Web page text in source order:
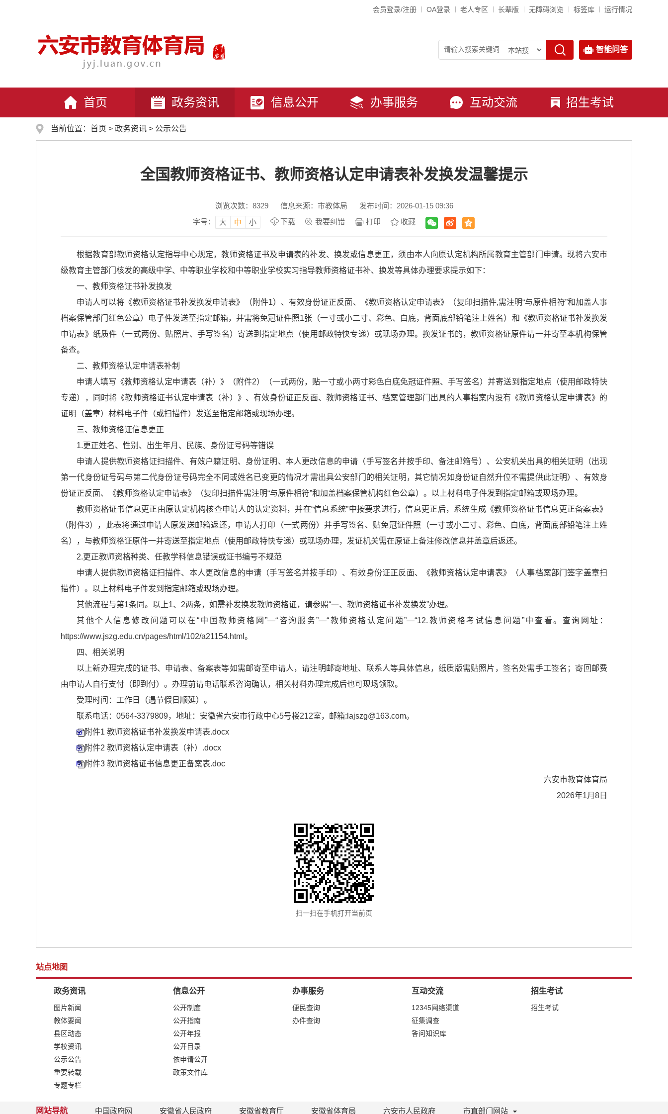
会员登录/注册 OA登录 老人专区 长辈版 无障碍浏览 标签库 运行情况
智能问答
首页 政务资讯 信息公开 办事服务 互动交流 招生考试
当前位置： 首页 > 政务资讯 > 公示公告
全国教师资格证书、教师资格认定申请表补发换发温馨提示
浏览次数： 8329 信息来源：市教体局
发布时间：2026-01-15 09:36
字号：
大 中 小 下载 我要纠错 打印 收藏
根据教育部教师资格认定指导中心规定，教师资格证书及申请表的补发、换发或信息更正，须由本人向原认定机构所属教育主管部门申请。现将六安市
级教育主管部门核发的高级中学、中等职业学校和中等职业学校实习指导教师资格证书补、换发等具体办理要求提示如下：
一、教师资格证书补发换发
申请人可以将《教师资格证书补发换发申请表》（附件1）、有效身份证正反面、《教师资格认定申请表》（复印扫描件,需注明“与原件相符”和加盖人事
档案保管部门红色公章）电子件发送至指定邮箱，并需将免冠证件照1张（一寸或小二寸、彩色、白底，背面底部铅笔注上姓名）和《教师资格证书补发换发
申请表》纸质件（一式两份、贴照片、手写签名）寄送到指定地点（使用邮政特快专递）或现场办理。换发证书的，教师资格证原件请一并寄至本机构保管
备查。
二、教师资格认定申请表补制
申请人填写《教师资格认定申请表（补）》（附件2）（一式两份，贴一寸或小两寸彩色白底免冠证件照、手写签名）并寄送到指定地点（使用邮政特快
专递），同时将《教师资格证书认定申请表（补）》、有效身份证正反面、教师资格证书、档案管理部门出具的人事档案内没有《教师资格认定申请表》的
证明（盖章）材料电子件（或扫描件）发送至指定邮箱或现场办理。
三、教师资格证信息更正
1.更正姓名、性别、出生年月、民族、身份证号码等错误
申请人提供教师资格证扫描件、有效户籍证明、身份证明、本人更改信息的申请（手写签名并按手印、备注邮箱号）、公安机关出具的相关证明（出现
第一代身份证号码与第二代身份证号码完全不同或姓名已变更的情况才需出具公安部门的相关证明，其它情况如身份证自然升位不需提供此证明）、有效身
份证正反面、《教师资格认定申请表》（复印扫描件需注明“与原件相符”和加盖档案保管机构红色公章）。以上材料电子件发到指定邮箱或现场办理。
教师资格证书信息更正由原认定机构核查申请人的认定资料，并在“信息系统”中按要求进行，信息更正后，系统生成《教师资格证书信息更正备案表》
（附件3），此表将通过申请人原发送邮箱返还，申请人打印（一式两份）并手写签名、贴免冠证件照（一寸或小二寸、彩色、白底，背面底部铅笔注上姓
名），与教师资格证原件一并寄送至指定地点（使用邮政特快专递）或现场办理，发证机关需在原证上备注修改信息并盖章后返还。
2.更正教师资格种类、任教学科信息错误或证书编号不规范
申请人提供教师资格证扫描件、本人更改信息的申请（手写签名并按手印）、有效身份证正反面、《教师资格认定申请表》（人事档案部门签字盖章扫
描件）。以上材料电子件发到指定邮箱或现场办理。
其他流程与第1条同。以上1、2两条，如需补发换发教师资格证，请参照“一、教师资格证书补发换发”办理。
其他个人信息修改问题可以在“中国教师资格网”—“咨询服务”—“教师资格认定问题”—“12.教师资格考试信息问题”中查看。查询网址：
https://www.jszg.edu.cn/pages/html/102/a21154.html。
四、相关说明
以上新办理完成的证书、申请表、备案表等如需邮寄至申请人，请注明邮寄地址、联系人等具体信息，纸质版需贴照片，签名处需手工签名；寄回邮费
由申请人自行支付（即到付）。办理前请电话联系咨询确认，相关材料办理完成后也可现场领取。
受理时间：工作日（遇节假日顺延）。
联系电话：0564-3379809，地址：安徽省六安市行政中心5号楼212室，邮箱:lajszg@163.com。
附件1 教师资格证书补发换发申请表.docx
附件2 教师资格认定申请表（补）.docx
附件3 教师资格证书信息更正备案表.doc
六安市教育体育局
2026年1月8日
扫一扫在手机打开当前页
站点地图
政务资讯
图片新闻
教体要闻
县区动态
学校资讯
公示公告
重要转载
专题专栏
信息公开
公开制度
公开指南
公开年报
公开目录
依申请公开
政策文件库
办事服务
便民查询
办件查询
互动交流
12345网络渠道
征集调查
答问知识库
招生考试
招生考试
网站导航 中国政府网 安徽省人民政府 安徽省教育厅 安徽省体育局 六安市人民政府 市直部门网站